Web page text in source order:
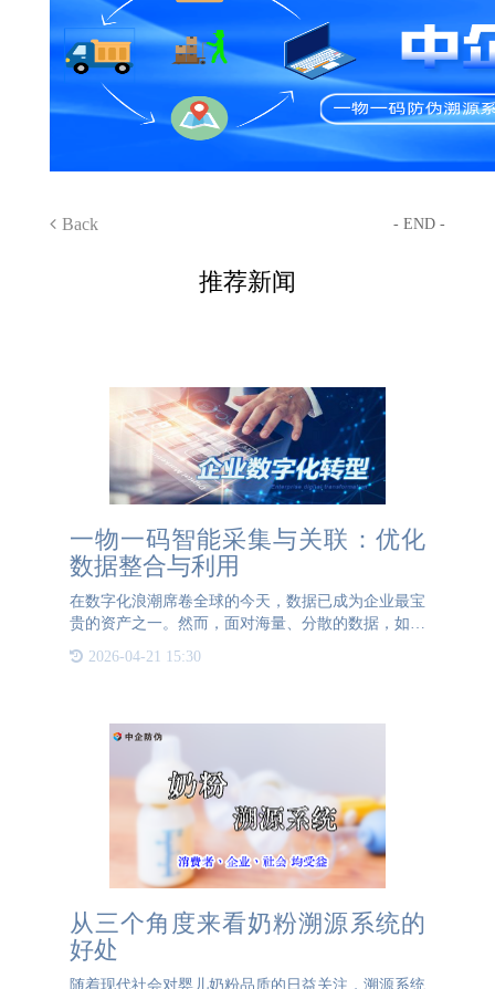
Back - END -
推荐新闻
一物一码智能采集与关联：优化
数据整合与利用
在数字化浪潮席卷全球的今天，数据已成为企业最宝
贵的资产之一。然而，面对海量、分散的数据，如何
上的一大难题。一物一码智能采集与关联技术的出
2026-04-21 15:30
从三个角度来看奶粉溯源系统的
好处
随着现代社会对婴儿奶粉品质的日益关注，溯源系统